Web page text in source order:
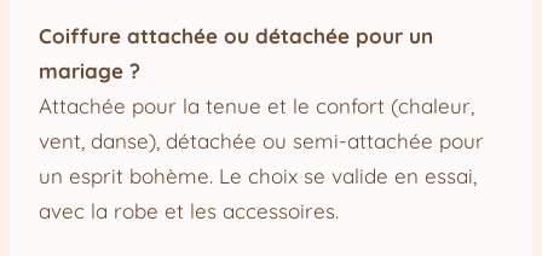
Coiffure attachée ou détachée pour un
mariage ?
Attachée pour la tenue et le confort (chaleur,
vent, danse), détachée ou semi-attachée pour
un esprit bohème. Le choix se valide en essai,
avec la robe et les accessoires.